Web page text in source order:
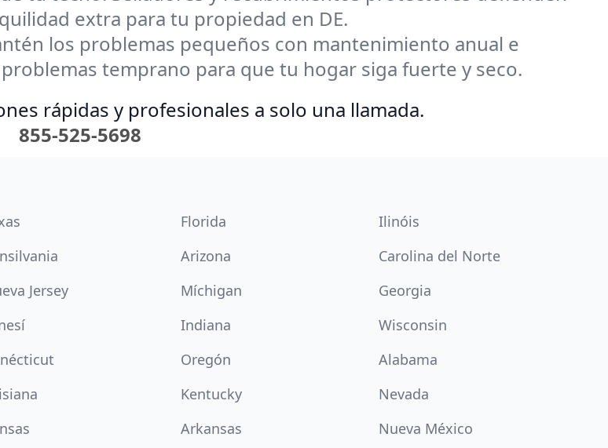
extra para tu propiedad en DE.
los problemas pequeños con mantenimiento anual e
temprano para que tu hogar siga fuerte y seco.
rápidas y profesionales a solo una llamada.
855-525-5698
Florida
Ilinóis
Arizona
Carolina del Norte
Jersey Míchigan
Georgia
Indiana
Wisconsin
Oregón
Alabama
Kentucky
Nevada
Arkansas Nueva México